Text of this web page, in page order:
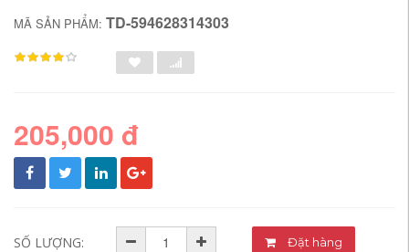
MÃ SẢN PHẨM: TD-594628314303
205,000 đ
SỐ LƯỢNG: Đặt hàng